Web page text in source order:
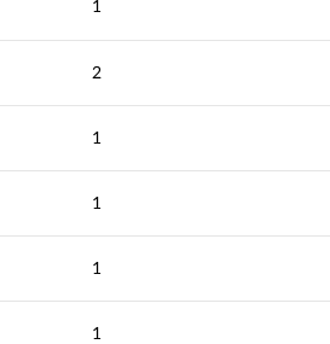
1
2
1
1
1
1